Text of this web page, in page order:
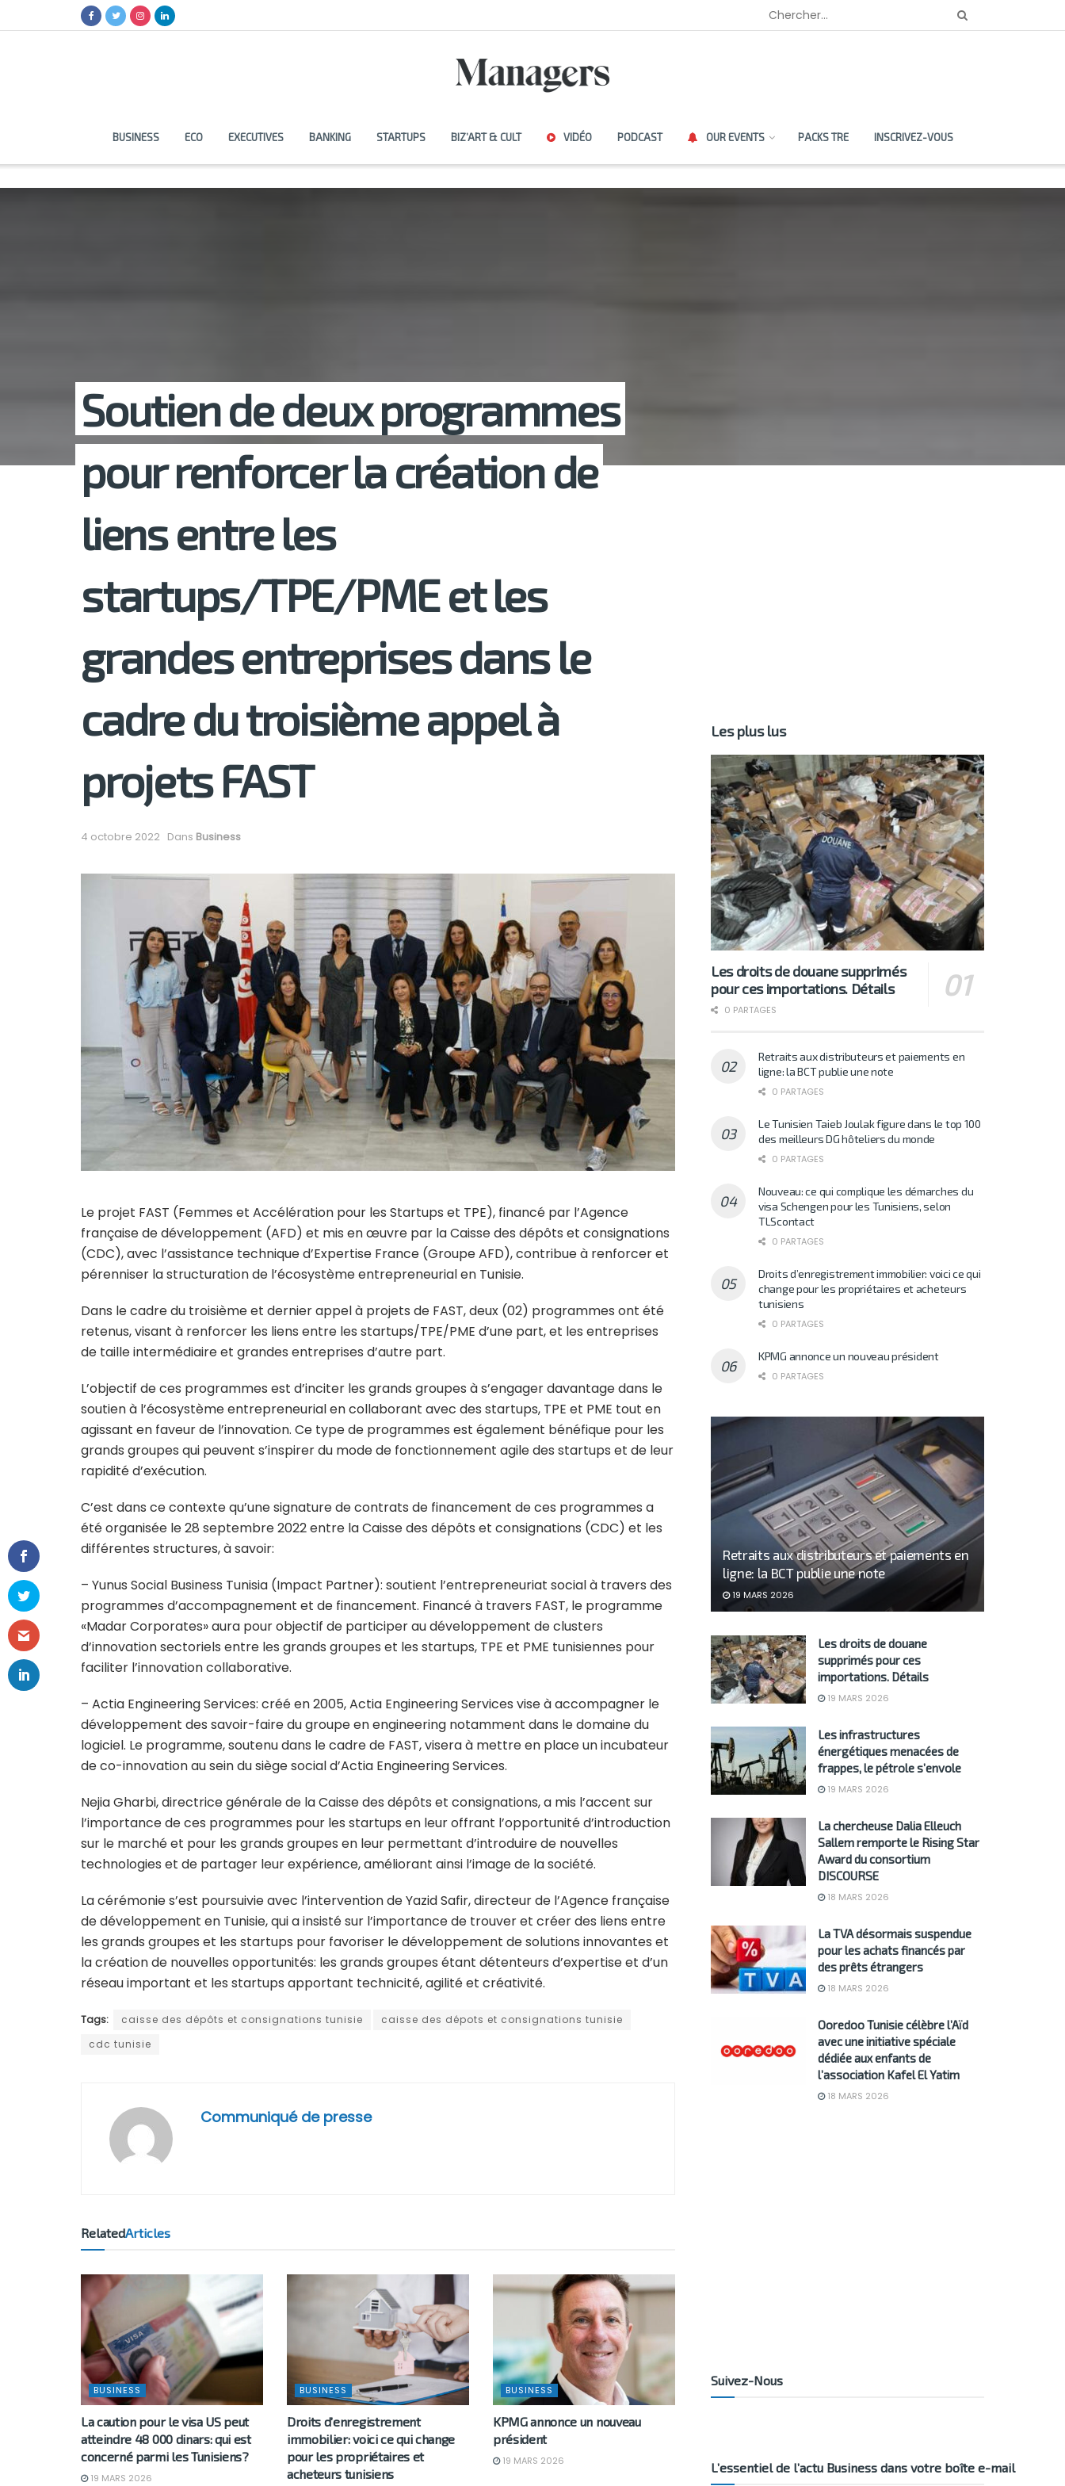
BUSINESS ECO EXECUTIVES BANKING STARTUPS BIZ’ART & CULT VIDÉO PODCAST OUR EVENTS PACKS TRE INSCRIVEZ-VOUS
Soutien de deux programmes
pour renforcer la création de
liens entre les
startups/TPE/PME et les
grandes entreprises dans le
cadre du troisième appel à
projets FAST
4 octobre 2022 Dans Business
Le projet FAST (Femmes et Accélération pour les Startups et TPE), financé par l’Agence
française de développement (AFD) et mis en œuvre par la Caisse des dépôts et consignations
(CDC), avec l’assistance technique d’Expertise France (Groupe AFD), contribue à renforcer et
pérenniser la structuration de l’écosystème entrepreneurial en Tunisie.
Dans le cadre du troisième et dernier appel à projets de FAST, deux (02) programmes ont été
retenus, visant à renforcer les liens entre les startups/TPE/PME d’une part, et les entreprises
de taille intermédiaire et grandes entreprises d’autre part.
L’objectif de ces programmes est d’inciter les grands groupes à s’engager davantage dans le
soutien à l’écosystème entrepreneurial en collaborant avec des startups, TPE et PME tout en
agissant en faveur de l’innovation. Ce type de programmes est également bénéfique pour les
grands groupes qui peuvent s’inspirer du mode de fonctionnement agile des startups et de leur
rapidité d’exécution.
C’est dans ce contexte qu’une signature de contrats de financement de ces programmes a
été organisée le 28 septembre 2022 entre la Caisse des dépôts et consignations (CDC) et les
différentes structures, à savoir:
– Yunus Social Business Tunisia (Impact Partner): soutient l’entrepreneuriat social à travers des
programmes d’accompagnement et de financement. Financé à travers FAST, le programme
«Madar Corporates» aura pour objectif de participer au développement de clusters
d’innovation sectoriels entre les grands groupes et les startups, TPE et PME tunisiennes pour
faciliter l’innovation collaborative.
– Actia Engineering Services: créé en 2005, Actia Engineering Services vise à accompagner le
développement des savoir-faire du groupe en engineering notamment dans le domaine du
logiciel. Le programme, soutenu dans le cadre de FAST, visera à mettre en place un incubateur
de co-innovation au sein du siège social d’Actia Engineering Services.
Nejia Gharbi, directrice générale de la Caisse des dépôts et consignations, a mis l’accent sur
l’importance de ces programmes pour les startups en leur offrant l’opportunité d’introduction
sur le marché et pour les grands groupes en leur permettant d’introduire de nouvelles
technologies et de partager leur expérience, améliorant ainsi l’image de la société.
La cérémonie s’est poursuivie avec l’intervention de Yazid Safir, directeur de l’Agence française
de développement en Tunisie, qui a insisté sur l’importance de trouver et créer des liens entre
les grands groupes et les startups pour favoriser le développement de solutions innovantes et
la création de nouvelles opportunités: les grands groupes étant détenteurs d’expertise et d’un
réseau important et les startups apportant technicité, agilité et créativité.
Tags: caisse des dépôts et consignations tunisie
caisse des dépots et consignations tunisie
cdc tunisie
Communiqué de presse
RelatedArticles
BUSINESS
La caution pour le visa US peut
atteindre 48 000 dinars: qui est
concerné parmi les Tunisiens?
19 MARS 2026
BUSINESS
Droits d’enregistrement
immobilier: voici ce qui change
pour les propriétaires et
acheteurs tunisiens
BUSINESS
KPMG annonce un nouveau
président
19 MARS 2026
Les plus lus
Les droits de douane supprimés
pour ces importations. Détails
0 PARTAGES
Retraits aux distributeurs et paiements en
ligne: la BCT publie une note
0 PARTAGES
Le Tunisien Taieb Joulak figure dans le top 100
des meilleurs DG hôteliers du monde
0 PARTAGES
Nouveau: ce qui complique les démarches du
visa Schengen pour les Tunisiens, selon
TLScontact
0 PARTAGES
Droits d’enregistrement immobilier: voici ce qui
change pour les propriétaires et acheteurs
tunisiens
0 PARTAGES
KPMG annonce un nouveau président
0 PARTAGES
Retraits aux distributeurs et paiements en
ligne: la BCT publie une note
19 MARS 2026
Les droits de douane
supprimés pour ces
importations. Détails
19 MARS 2026
Les infrastructures
énergétiques menacées de
frappes, le pétrole s’envole
19 MARS 2026
La chercheuse Dalia Elleuch
Sallem remporte le Rising Star
Award du consortium
DISCOURSE
18 MARS 2026
La TVA désormais suspendue
pour les achats financés par
des prêts étrangers
18 MARS 2026
Ooredoo Tunisie célèbre l’Aïd
avec une initiative spéciale
dédiée aux enfants de
l’association Kafel El Yatim
18 MARS 2026
Suivez-Nous
L’essentiel de l’actu Business dans votre boîte e-mail